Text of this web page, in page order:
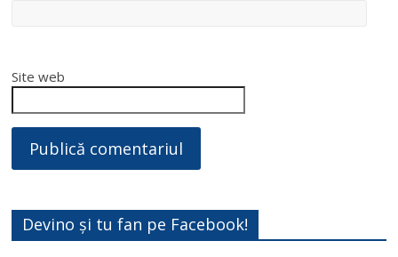
Site web
Devino și tu fan pe Facebook!